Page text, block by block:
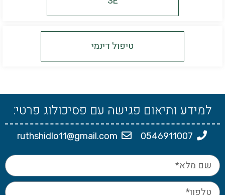
טיפול דינמי
למידע ותיאום פגישה עם פסיכולוג פרטי:
0546911007
ruthshidlo11@gmail.com